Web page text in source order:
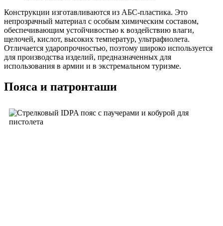
Конструкции изготавливаются из АБС-пластика. Это
непрозрачный материал с особым химическим составом,
обеспечивающим устойчивостью к воздействию влаги,
щелочей, кислот, высоких температур, ультрафиолета.
Отличается ударопрочностью, поэтому широко используется
для производства изделий, предназначенных для
использования в армии и в экстремальном туризме.
Пояса и патронташи